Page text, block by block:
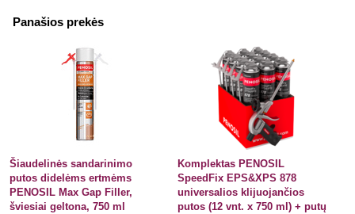
Panašios prekės
Šiaudelinės sandarinimo
putos didelėms ertmėms
PENOSIL Max Gap Filler,
šviesiai geltona, 750 ml
Komplektas PENOSIL
SpeedFix EPS&XPS 878
universalios klijuojančios
putos (12 vnt. x 750 ml) + putų